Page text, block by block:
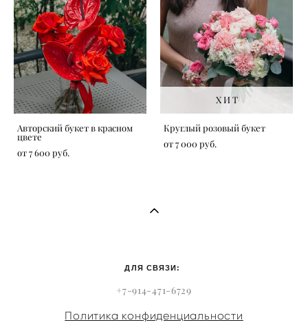
Авторский букет в красном
цвете
от 7 600 pуб.
Х И Т
Круглый розовый букет
от 7 000 pуб.
ДЛЯ СВЯЗИ:
+7-914-471-6729
Политика конфиденциальности